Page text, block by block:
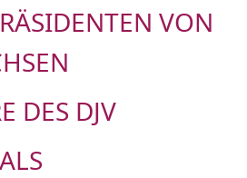
VON
DES DJV